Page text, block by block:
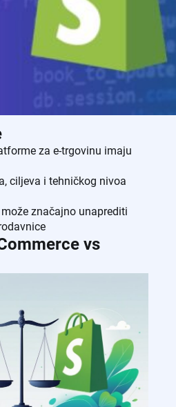
za e-trgovinu imaju
ciljeva i tehničkog nivoa
značajno unaprediti
vs